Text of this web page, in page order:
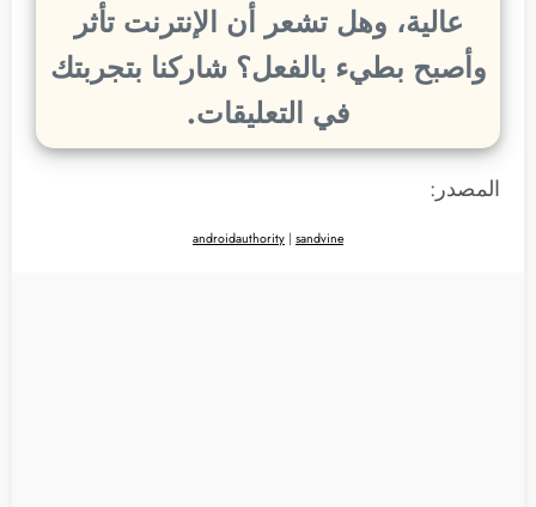
عالية، وهل تشعر أن الإنترنت تأثر
وأصبح بطيء بالفعل؟ شاركنا بتجربتك
في التعليقات.
المصدر:
androidauthority | sandvine